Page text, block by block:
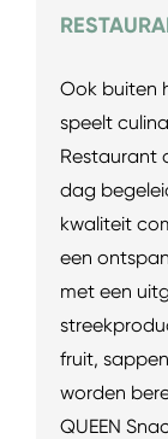
Ook buiten
speelt
Restaurant
dag
kwaliteit
een
met een
fruit,
worden
QUEEN